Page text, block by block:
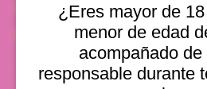
¿Eres mayor de
menor de edad
acompañado
responsable durante
Valparaíso, Chile
Otras fechas
mié, 12 ago, 10:00
mié, 12 ago,